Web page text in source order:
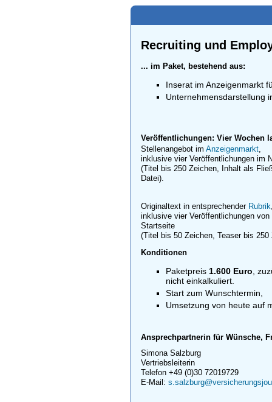
Recruiting und
... im Paket, bestehend aus:
Inserat im Anzeigenmarkt
Unternehmensdarstellung
Veröffentlichungen: Vier Wochen
Stellenangebot im Anzeigenmarkt
inklusive vier Veröffentlichungen im
(Titel bis 250 Zeichen, Inhalt als
Datei).
Originaltext in entsprechender Rubrik
inklusive vier Veröffentlichungen
Startseite
(Titel bis 50 Zeichen, Teaser bis
Konditionen
Paketpreis 1.600 Euro ,
nicht einkalkuliert.
Start zum Wunschtermin,
Umsetzung von heute auf
Ansprechpartnerin für Wünsche,
Simona Salzburg
Vertriebsleiterin
Telefon +49 (0)30 72019729
E-Mail: